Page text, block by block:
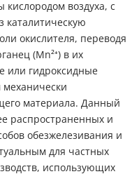
воздуха, с
окислителя, переводя
(Mn²⁺) в их
или гидроксидные
механически
материала. Данный
распространенных и
обезжелезивания и
для частных
использующих